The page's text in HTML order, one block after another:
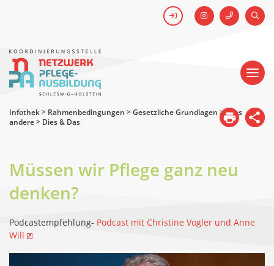
FACEBOOK
Holstein
Infothek> Rahmenbedingungen >Gesetzliche Grundlagen >Alles
andere> Dies & Das
Müssen wir Pflege ganz neu
denken?
Podcastempfehlung- Podcast mit Christine Vogler und Anne
Will